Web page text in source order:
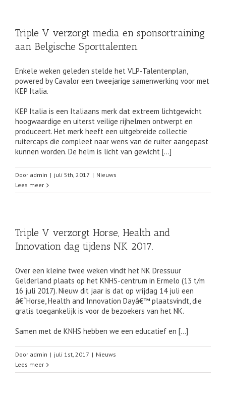
Triple V verzorgt media en sponsortraining
aan Belgische Sporttalenten.
Enkele weken geleden stelde het VLP-Talentenplan,
powered by Cavalor een tweejarige samenwerking voor met
KEP Italia.
KEP Italia is een Italiaans merk dat extreem lichtgewicht
hoogwaardige en uiterst veilige rijhelmen ontwerpt en
produceert. Het merk heeft een uitgebreide collectie
ruitercaps die compleet naar wens van de ruiter aangepast
kunnen worden. De helm is licht van gewicht […]
Door admin | juli 5th, 2017 | Nieuws
Lees meer
Triple V verzorgt Horse, Health and
Innovation dag tijdens NK 2017.
Over een kleine twee weken vindt het NK Dressuur
Gelderland plaats op het KNHS-centrum in Ermelo (13 t/m
16 juli 2017). Nieuw dit jaar is dat op vrijdag 14 juli een
â€˜Horse, Health and Innovation Dayâ€™ plaatsvindt, die
gratis toegankelijk is voor de bezoekers van het NK.
Samen met de KNHS hebben we een educatief en […]
Door admin | juli 1st, 2017 | Nieuws
Lees meer